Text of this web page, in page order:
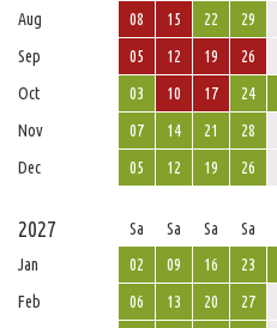
Aug
08 15 22
29
Sep
05 12 19
26
Oct
03 10 17 24
Nov
07 14 21
28
Dec
05 12 19 26
2027 Sa Sa Sa Sa
Jan
02 09 16 23
Feb
06 13 20
27